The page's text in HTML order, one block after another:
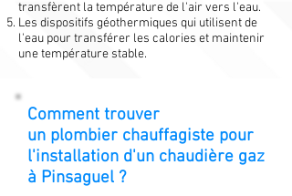
transfèrent la température de l'air vers l'eau.
Les dispositifs géothermiques qui utilisent de
l'eau pour transférer les calories et maintenir
une température stable.
Comment trouver
un plombier chauffagiste pour
l'installation d'un chaudière gaz
à Pinsaguel ?